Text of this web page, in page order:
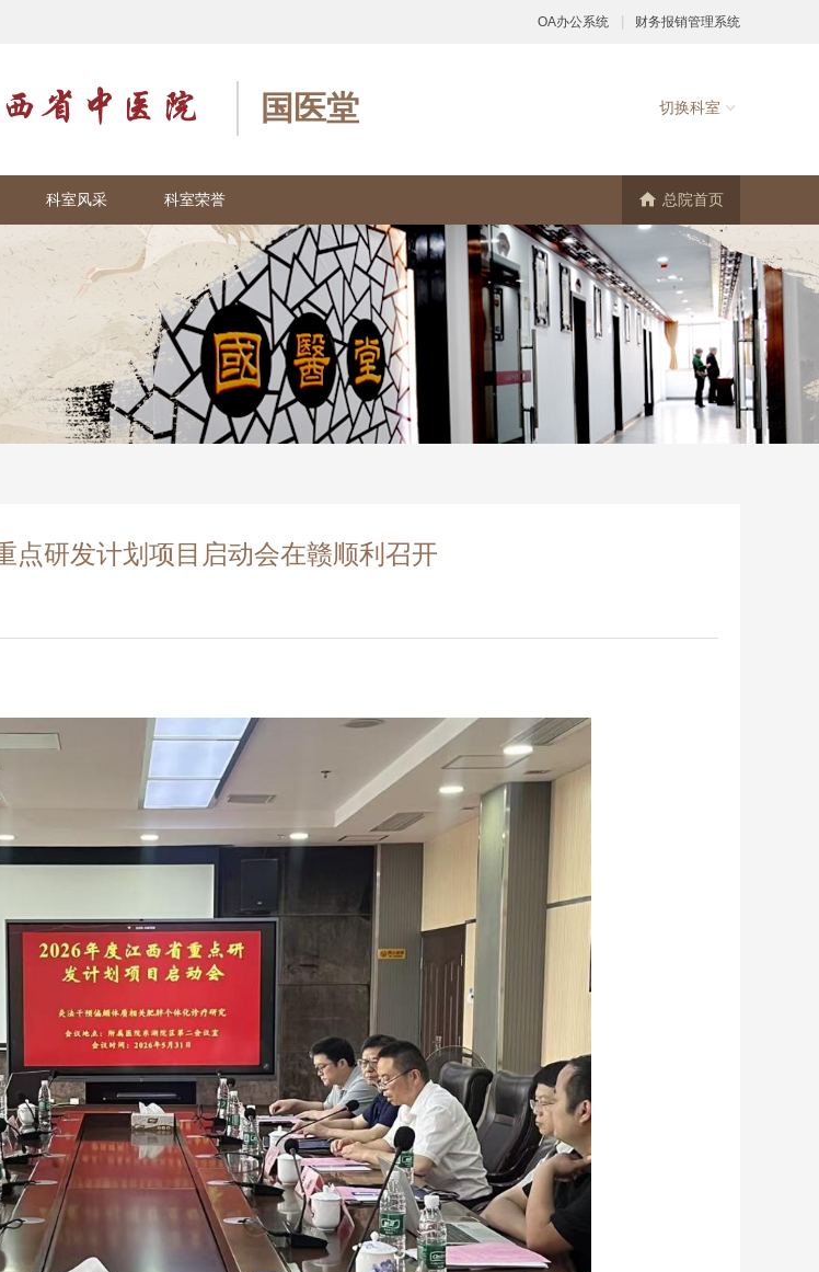
OA办公系统 财务报销管理系统
国医堂 切换科室 
科室风采 科室荣誉  总院首页
点研发计划项目启动会在赣顺利召开